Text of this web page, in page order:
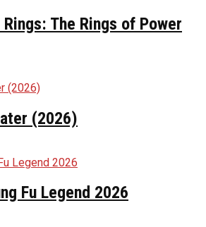
The Rings of Power
(2026)
Fu Legend 2026